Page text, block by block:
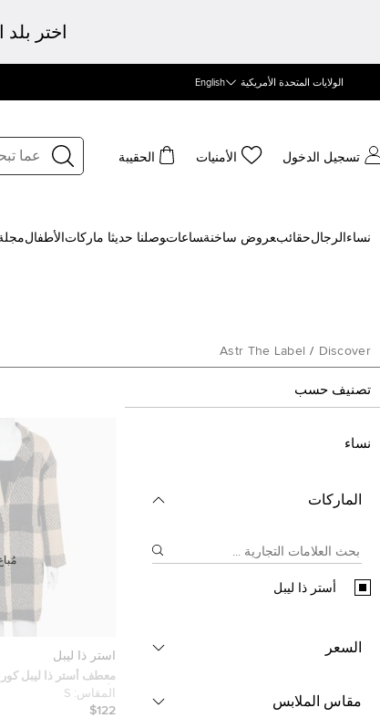
اختر
الولايات المتحدة الأمريكية English
تسجيل الدخول الأمنيات الحقيبة
نساء الرجالحقائب‍عروض ساخنة‍ساعات‍وصلنا حديثا ‍ ماركات الأطفال
Discover
/
Astr The Label
تصنيف حسب
نساء
الماركات
أستر ذا ليبل
السعر
مقاس الملابس
أستر ذا ليبل
معطف أستر ذا ليبل
وأسود مفتوح مقاس
المقاس: S
$122